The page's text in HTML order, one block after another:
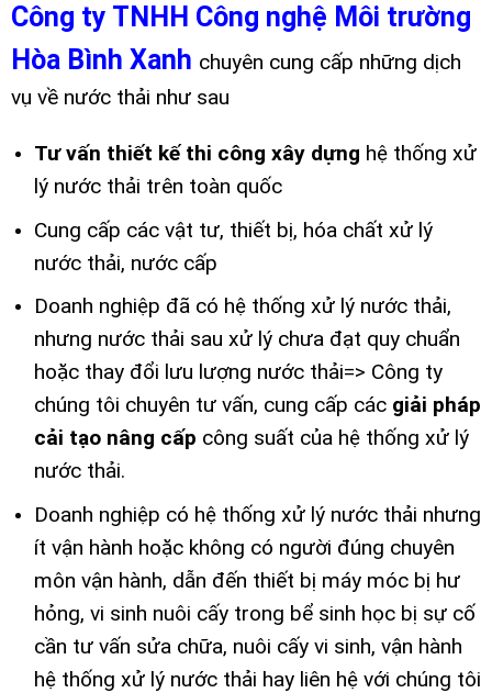
Công ty TNHH Công nghệ Môi trường
Hòa Bình Xanh chuyên cung cấp những dịch
vụ về nước thải như sau
Tư vấn thiết kế thi công xây dựng hệ thống xử
lý nước thải trên toàn quốc
Cung cấp các vật tư, thiết bị, hóa chất xử lý
nước thải, nước cấp
Doanh nghiệp đã có hệ thống xử lý nước thải,
nhưng nước thải sau xử lý chưa đạt quy chuẩn
hoặc thay đổi lưu lượng nước thải=> Công ty
chúng tôi chuyên tư vấn, cung cấp các giải pháp
cải tạo nâng cấp công suất của hệ thống xử lý
nước thải.
Doanh nghiệp có hệ thống xử lý nước thải nhưng
ít vận hành hoặc không có người đúng chuyên
môn vận hành, dẫn đến thiết bị máy móc bị hư
hỏng, vi sinh nuôi cấy trong bể sinh học bị sự cố
cần tư vấn sửa chữa, nuôi cấy vi sinh, vận hành
hệ thống xử lý nước thải hay liên hệ với chúng tôi